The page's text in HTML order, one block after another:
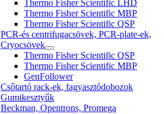
Thermo Fisher Scientific LHD
Thermo Fisher Scientific MBP
Thermo Fisher Scientific QSP
PCR-és centrifugacsövek, PCR-plate-ek,
Cryocsövek
Thermo Fisher Scientific QSP
Thermo Fisher Scientific MBP
GenFollower
Csőtartó rack-ek, fagyasztódobozok
Gumikesztyűk
Beckman, Opentrons, Promega